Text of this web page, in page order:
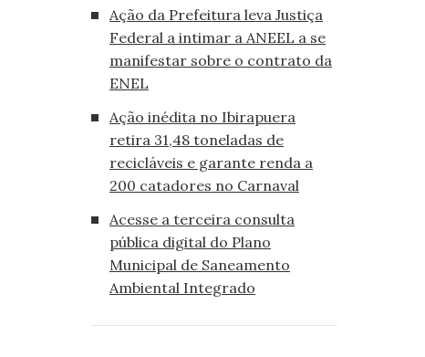
Ação da Prefeitura leva Justiça
Federal a intimar a ANEEL a se
manifestar sobre o contrato da
ENEL
Ação inédita no Ibirapuera
retira 31,48 toneladas de
recicláveis e garante renda a
200 catadores no Carnaval
Acesse a terceira consulta
pública digital do Plano
Municipal de Saneamento
Ambiental Integrado